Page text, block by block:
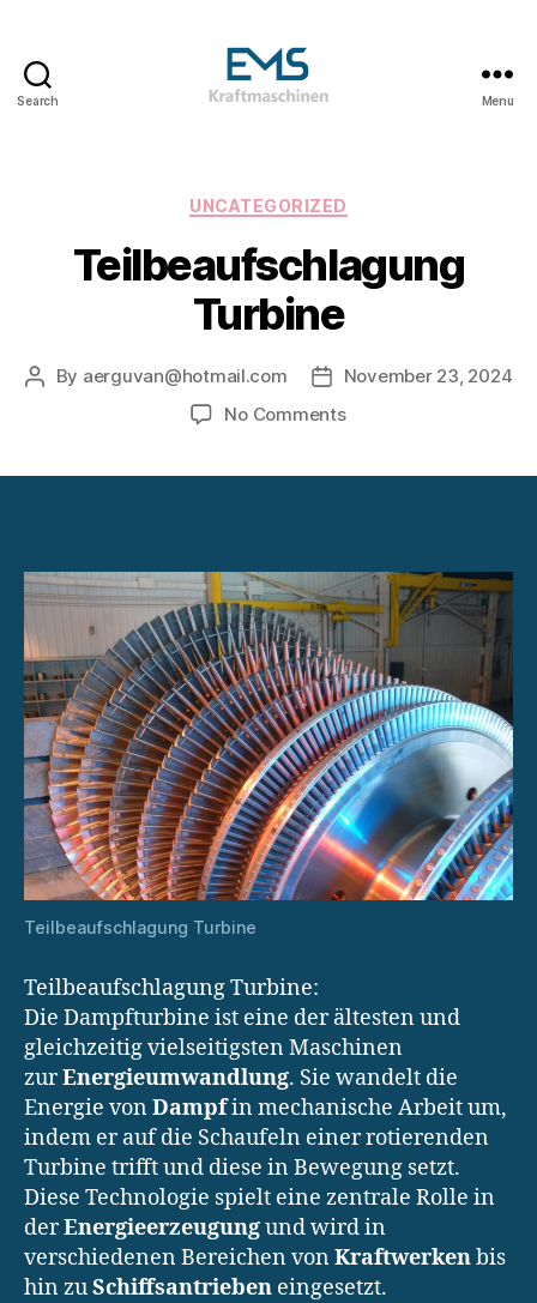
Search
&
Anlagen
&
Holzvergasungsanlagen
Menu
Categories
UNCATEGORIZED
Teilbeaufschlagung
Turbine
Post
By aerguvan@hotmail.com
Post
date
November 23, 2024
No Commentson
Teilbeaufschlagung Turbine
Teilbeaufschlagung Turbine:
Die Dampfturbine ist eine der ältesten und
gleichzeitig vielseitigsten Maschinen
zurEnergieumwandlung. Sie wandelt die
Energie vonDampfin mechanische Arbeit um,
indem er auf die Schaufeln einer rotierenden
Turbine trifft und diese in Bewegung setzt.
Diese Technologie spielt eine zentrale Rolle in
derEnergieerzeugungund wird in
verschiedenen Bereichen vonKraftwerkenbis
hin zuSchiffsantrieben eingesetzt.